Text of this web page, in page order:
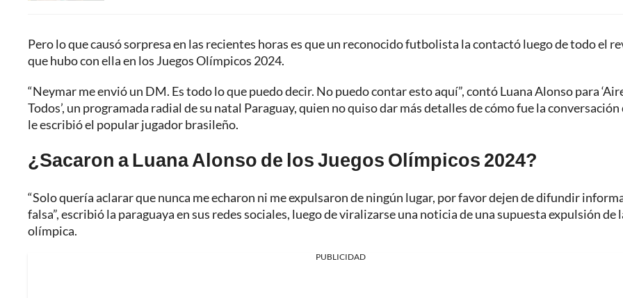
Pero lo que causó sorpresa en las recientes horas es que un reconocido futbolista la contactó luego de todo el
que hubo con ella en los Juegos Olímpicos 2024.
“Neymar me envió un DM. Es todo lo que puedo decir. No puedo contar esto aquí”, contó Luana Alonso para
Todos’, un programada radial de su natal Paraguay, quien no quiso dar más detalles de cómo fue la conversación
le escribió el popular jugador brasileño.
¿Sacaron a Luana Alonso de los Juegos Olímpicos 2024?
“Solo quería aclarar que nunca me echaron ni me expulsaron de ningún lugar, por favor dejen de difundir
falsa”, escribió la paraguaya en sus redes sociales, luego de viralizarse una noticia de una supuesta expulsión de
olímpica.
PUBLICIDAD